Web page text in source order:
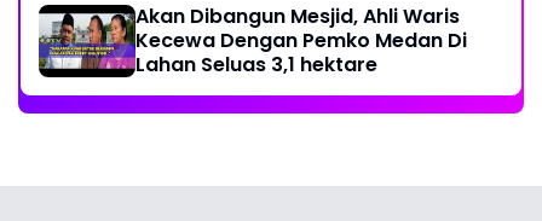
Akan Dibangun Mesjid, Ahli Waris
Kecewa Dengan Pemko Medan Di
Lahan Seluas 3,1 hektare